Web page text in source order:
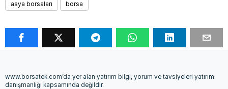
asya borsaları borsa
www.borsatek.com’da yer alan yatırım bilgi, yorum ve tavsiyeleri yatırım
danışmanlığı kapsamında değildir.